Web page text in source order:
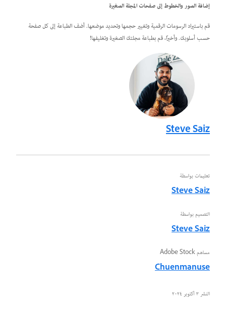
إضافة الصور والخطوط إلى صفحات المجلة الصغيرة
قم باستيراد الرسومات الرقمية وتغيير حجمها وتحديد موضعها. أضف الطباعة إلى كل صفحة
حسب أسلوبك. وأخيرًا، قم بطباعة مجلتك الصغيرة وتغليفها!
Steve Saiz
تعليمات بواسطة
Steve Saiz
التصميم بواسطة
Steve Saiz
مساهم Adobe Stock
Chuenmanuse
النشر٣ أكتوبر ٢٠٢٤